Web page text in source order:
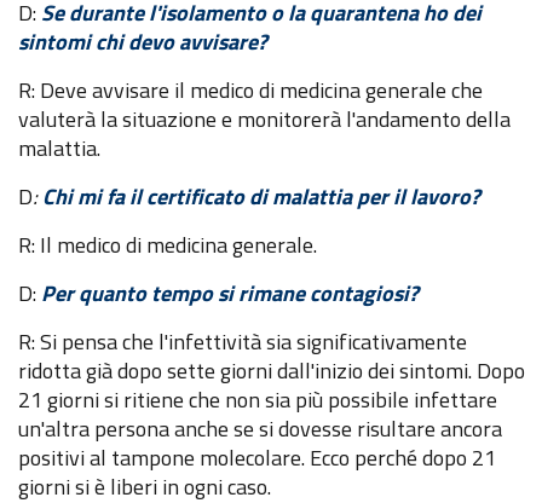
D:Se durante l'isolamento o la quarantena ho dei
sintomi chi devo avvisare?
R: Deve avvisare il medico di medicina generale che
valuterà la situazione e monitorerà l'andamento della
malattia.
D:Chi mi fa il certificato di malattia per il lavoro?
R: Il medico di medicina generale.
D:Per quanto tempo si rimane contagiosi?
R: Si pensa che l'infettività sia significativamente
ridotta già dopo sette giorni dall'inizio dei sintomi. Dopo
21 giorni si ritiene che non sia più possibile infettare
un'altra persona anche se si dovesse risultare ancora
positivi al tampone molecolare. Ecco perché dopo 21
giorni si è liberi in ogni caso.